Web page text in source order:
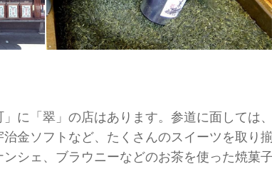
に「翠」の店はあります。参道に面しては
金ソフトなど、たくさんのスイーツを取り
シェ、ブラウニーなどのお茶を使った焼菓